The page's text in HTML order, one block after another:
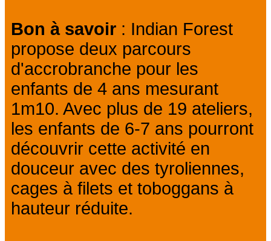
Bon à savoir : Indian Forest
propose deux parcours
d'accrobranche pour les
enfants de 4 ans mesurant
1m10. Avec plus de 19 ateliers,
les enfants de 6-7 ans pourront
découvrir cette activité en
douceur avec des tyroliennes,
cages à filets et toboggans à
hauteur réduite.